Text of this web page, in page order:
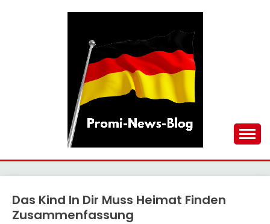
PROMI-NEWS-BLOG
Trends
Das Kind In Dir Muss Heimat Finden
Zusammenfassung